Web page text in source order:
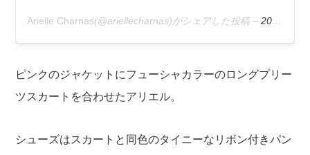
Arielle Charnas(@ariellecharnas)がシェアした投稿 –2020年 2月月9日午後3時43分PST
ピンクのジャケットにフューシャカラーのロングプリー
ツスカートを合わせたアリエル。
シューズはスカートと同色のタイニーなリボン付きパン